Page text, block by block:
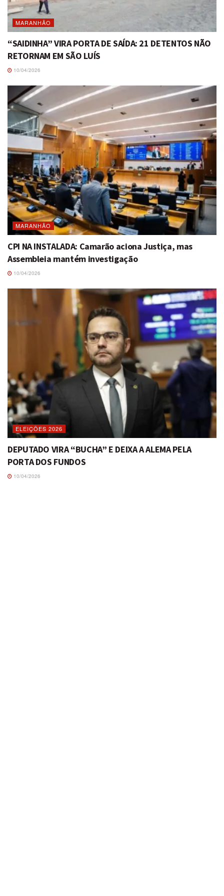
MARANHÃO
“SAIDINHA” VIRA PORTA DE SAÍDA: 21 DETENTOS NÃO
RETORNAM EM SÃO LUÍS
10/04/2026
MARANHÃO
CPI NA INSTALADA: Camarão aciona Justiça, mas
Assembleia mantém investigação
10/04/2026
ELEIÇÕES 2026
DEPUTADO VIRA “BUCHA” E DEIXA A ALEMA PELA
PORTA DOS FUNDOS
10/04/2026